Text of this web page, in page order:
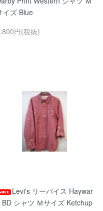
イズ Blue
円(税抜)
Levi's リーバイス Haywar
BD シャツ Ｍサイズ Ketchup